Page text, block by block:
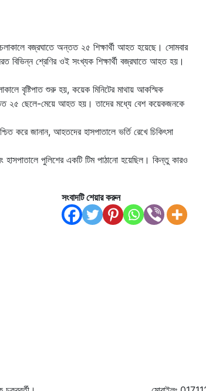
চলাকালে বজ্রঘাতে অন্তত ২৫ শিক্ষার্থী আহত হয়েছে। সোমবার
বিভিন্ন শ্রেণির ওই সংখ্যক শিক্ষার্থী বজ্রঘাতে আহত হয়।
বৃষ্টিপাত শুরু হয়, কয়েক মিনিটের মাথায় আকস্মিক
২৫ ছেলে-মেয়ে আহত হয়। তাদের মধ্যে বেশ কয়েকজনকে
করে জানান, আহতদের হাসপাতালে ভর্তি রেখে চিকিৎসা
হাসপাতালে পুলিশের একটি টিম পাঠানো হয়েছিল। কিন্তু কারও
সংবাদটি শেয়ার করুন